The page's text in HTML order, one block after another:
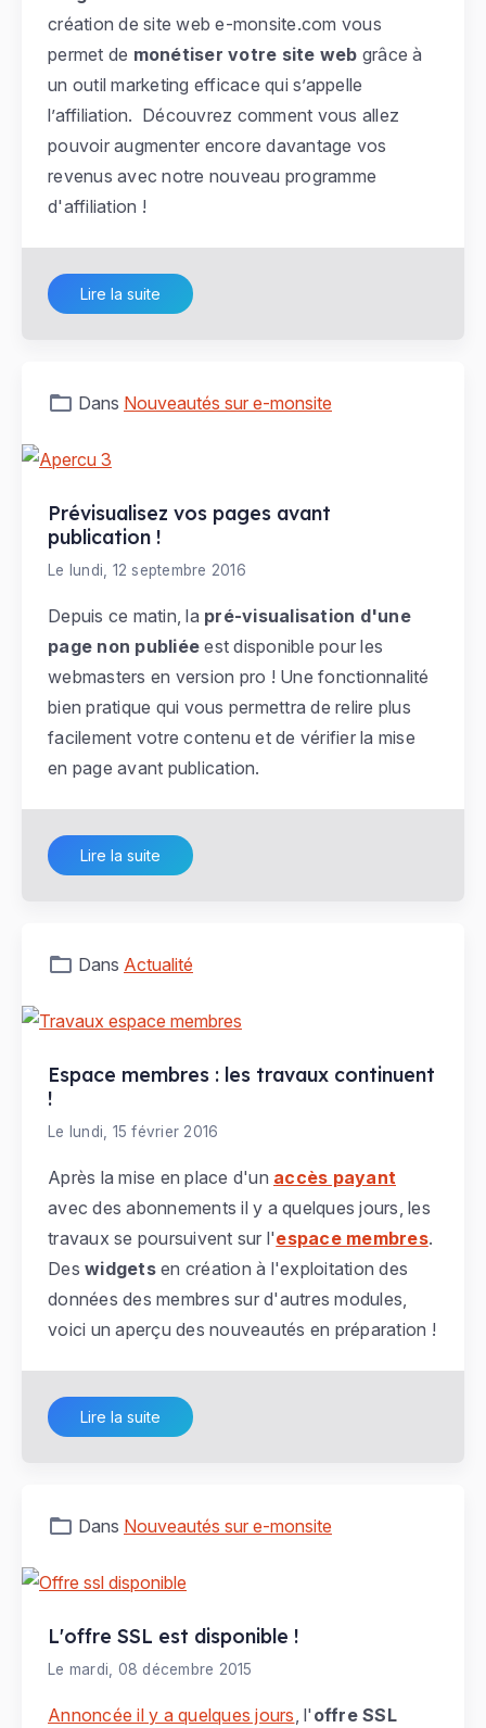
création de site web e-monsite.com vous
permet de monétiser votre site web grâce à
un outil marketing efficace qui s’appelle
l’affiliation. Découvrez comment vous allez
pouvoir augmenter encore davantage vos
revenus avec notre nouveau programme
d'affiliation !
Lire la suite
Dans Nouveautés sur e-monsite
Prévisualisez vos pages avant
publication !
Le lundi, 12 septembre 2016
Depuis ce matin, la pré-visualisation d'une
page non publiée est disponible pour les
webmasters en version pro ! Une fonctionnalité
bien pratique qui vous permettra de relire plus
facilement votre contenu et de vérifier la mise
en page avant publication.
Lire la suite
Dans Actualité
Espace membres : les travaux continuent
!
Le lundi, 15 février 2016
Après la mise en place d'un accès payant
avec des abonnements il y a quelques jours, les
travaux se poursuivent sur l'espace membres.
Des widgetsen création à l'exploitation des
données des membres sur d'autres modules,
voici un aperçu des nouveautés en préparation !
Lire la suite
Dans Nouveautés sur e-monsite
L'offre SSL est disponible !
Le mardi, 08 décembre 2015
Annoncée il y a quelques jours, l' offre SSL